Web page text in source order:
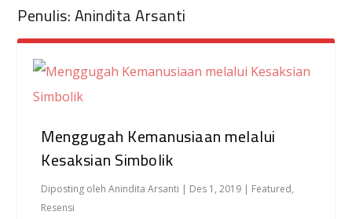
Penulis:Anindita Arsanti
Menggugah Kemanusiaan melalui
Kesaksian Simbolik
Diposting olehAnindita Arsanti | Des 1, 2019 | Featured,
Resensi